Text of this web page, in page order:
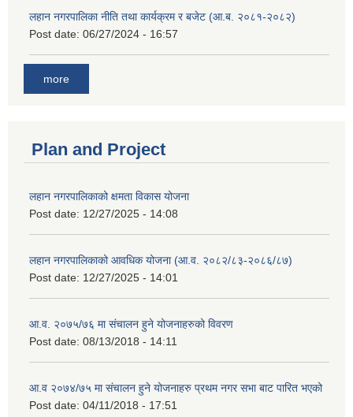
लहान नगरपालिका नीति तथा कार्यक्रम र बजेट (आ.ब. २०८१-२०८२)
Post date: 06/27/2024 - 16:57
more
Plan and Project
लहान नगरपालिकाको क्षमता विकास योजना
Post date: 12/27/2025 - 14:08
लहान नगरपालिकाको आवधिक योजना (आ.व. २०८२/८३-२०८६/८७)
Post date: 12/27/2025 - 14:01
आ.व. २०७५/७६ मा संचालन हुने योजनाहरुको विवरण
Post date: 08/13/2018 - 14:11
आ.व २०७४/७५ मा संचालन हुने योजनाहरु प्रथम नगर सभा बाट पारित भएको
Post date: 04/11/2018 - 17:51